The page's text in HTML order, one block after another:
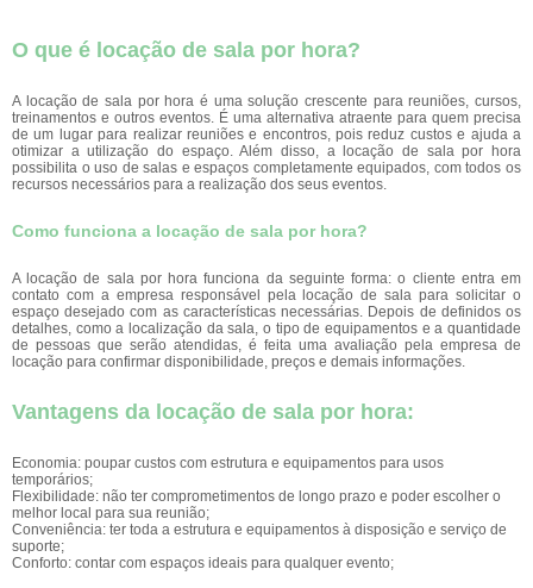
O que é locação de sala por hora?
A locação de sala por hora é uma solução crescente para reuniões, cursos,
treinamentos e outros eventos. É uma alternativa atraente para quem precisa
de um lugar para realizar reuniões e encontros, pois reduz custos e ajuda a
otimizar a utilização do espaço. Além disso, a locação de sala por hora
possibilita o uso de salas e espaços completamente equipados, com todos os
recursos necessários para a realização dos seus eventos.
Como funciona a locação de sala por hora?
A locação de sala por hora funciona da seguinte forma: o cliente entra em
contato com a empresa responsável pela locação de sala para solicitar o
espaço desejado com as características necessárias. Depois de definidos os
detalhes, como a localização da sala, o tipo de equipamentos e a quantidade
de pessoas que serão atendidas, é feita uma avaliação pela empresa de
locação para confirmar disponibilidade, preços e demais informações.
Vantagens da locação de sala por hora:
Economia: poupar custos com estrutura e equipamentos para usos
temporários;
Flexibilidade: não ter comprometimentos de longo prazo e poder escolher o
melhor local para sua reunião;
Conveniência: ter toda a estrutura e equipamentos à disposição e serviço de
suporte;
Conforto: contar com espaços ideais para qualquer evento;